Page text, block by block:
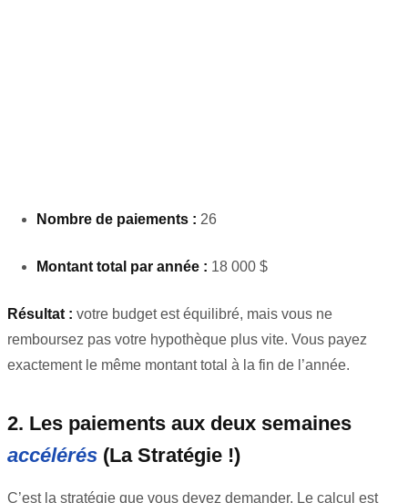
Nombre de paiements : 26
Montant total par année : 18 000 $
Résultat : votre budget est équilibré, mais vous ne
remboursez pas votre hypothèque plus vite. Vous payez
exactement le même montant total à la fin de l’année.
2. Les paiements aux deux semaines
accélérés (La Stratégie !)
C’est la stratégie que vous devez demander. Le calcul est